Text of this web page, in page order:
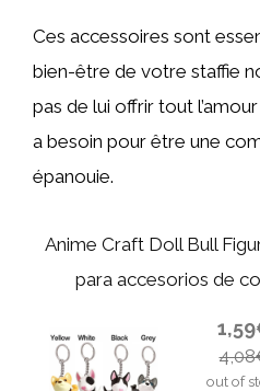
Ces accessoires sont
bien-être de votre staffie
pas de lui offrir tout
a besoin pour être une
épanouie.
Anime Craft Doll Bull
para accesorios de
out of